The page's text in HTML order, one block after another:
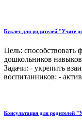
Буклет для родителей "Учите
Цель: способствовать
дошкольников
Задачи: - укрепить
воспитанников; -
Консультация для родителей